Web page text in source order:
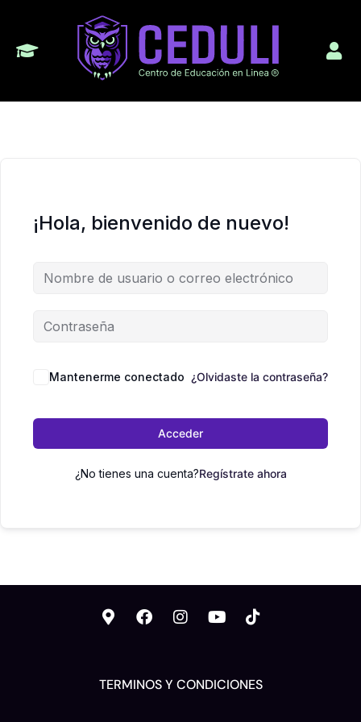
¡Hola, bienvenido de nuevo!
Mantenerme conectado ¿Olvidaste la contraseña?
Acceder
¿No tienes una cuenta?Regístrate ahora
TERMINOS Y CONDICIONES